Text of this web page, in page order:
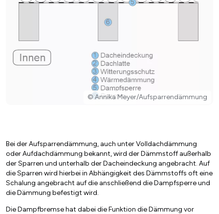
© Annika Meyer/Aufsparrendämmung
Bei der Aufsparrendämmung, auch unter Volldachdämmung
oder Aufdachdämmung bekannt, wird der Dämmstoff außerhalb
der Sparren und unterhalb der Dacheindeckung angebracht. Auf
die Sparren wird hierbei in Abhängigkeit des Dämmstoffs oft eine
Schalung angebracht auf die anschließend die Dampfsperre und
die Dämmung befestigt wird.
Die Dampfbremse hat dabei die Funktion die Dämmung vor